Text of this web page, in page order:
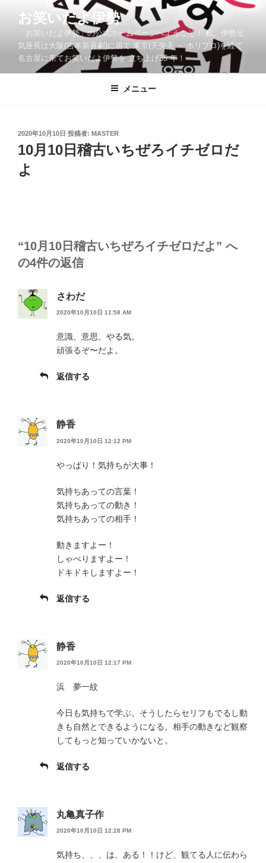
お笑いだよ伊勢
「お笑いだよ伊勢」の公式ホームページへようこそ！ 私、伊勢元
気座長は大阪(吉本新喜劇)に居て 東京(天突天 ・ ホリプロ)を経て
名古屋に来てお笑いだよ伊勢を 立ち上げ35 年！
メニュー
投
稿
日:
2020年10月10日 投稿者: MASTER
10月10日稽古いちぜろイチゼロだ
よ
“10月10日稽古いちぜろイチゼロだよ” へ
の4件の返信
さわだ
2020年10月10日 11:58 AM
意識、意思、やる気。
頑張るぞ〜だよ。
返信する
静香
2020年10月10日 12:12 PM
やっぱり！気持ちが大事！
気持ちあっての言葉！
気持ちあっての動き！
気持ちあっての相手！
動きますよー！
しゃべりますよー！
ドキドキしますよー！
返信する
静香
2020年10月10日 12:17 PM
浜 夢一紋
今日も気持ちで学ぶ。そうしたらセリフもでるし動
きも自然とできるようになる。相手の動きなど観察
してもっと知っていかないと。
返信する
丸亀真子作
2020年10月10日 12:28 PM
気持ち、、、は、ある！！けど、観てる人に伝わら